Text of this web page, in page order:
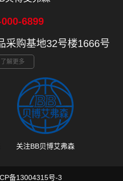
6899
采购基地32号楼1666号
了解更多
关注BB贝博艾弗森
备13004315号-3